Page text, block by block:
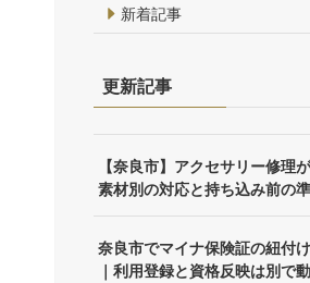
新着記事
更新記事
【奈良市】アクセサリー修理
素材別の対応と持ち込み前の
奈良市でマイナ保険証の紐付
｜利用登録と資格反映は別で